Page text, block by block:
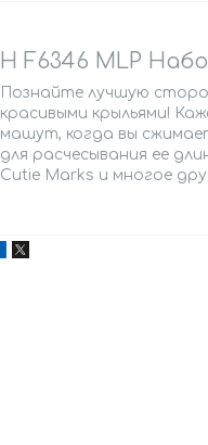
H F6346 MLP
Познайте лучшую
красивыми крыльями!
машут, когда вы
для расчесывания ее
Cutie Marks и многое